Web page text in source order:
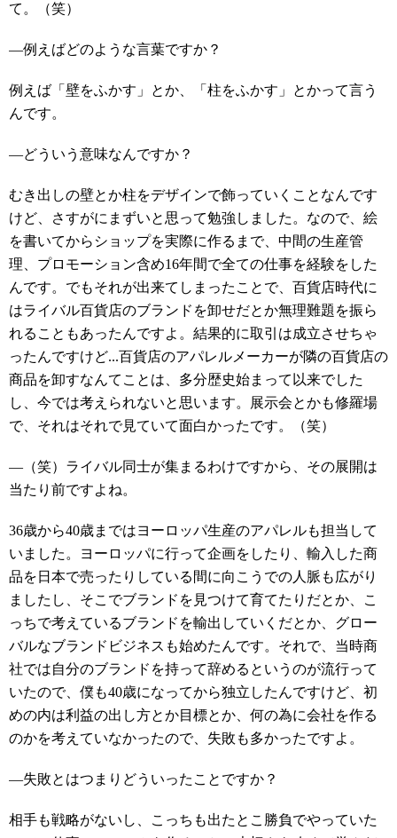
て。（笑）
―例えばどのような言葉ですか？
例えば「壁をふかす」とか、「柱をふかす」とかって言う
んです。
―どういう意味なんですか？
むき出しの壁とか柱をデザインで飾っていくことなんです
けど、さすがにまずいと思って勉強しました。なので、絵
を書いてからショップを実際に作るまで、中間の生産管
理、プロモーション含め16年間で全ての仕事を経験をした
んです。でもそれが出来てしまったことで、百貨店時代に
はライバル百貨店のブランドを卸せだとか無理難題を振ら
れることもあったんですよ。結果的に取引は成立させちゃ
ったんですけど...百貨店のアパレルメーカーが隣の百貨店の
商品を卸すなんてことは、多分歴史始まって以来でした
し、今では考えられないと思います。展示会とかも修羅場
で、それはそれで見ていて面白かったです。（笑）
―（笑）ライバル同士が集まるわけですから、その展開は
当たり前ですよね。
36歳から40歳まではヨーロッパ生産のアパレルも担当して
いました。ヨーロッパに行って企画をしたり、輸入した商
品を日本で売ったりしている間に向こうでの人脈も広がり
ましたし、そこでブランドを見つけて育てたりだとか、こ
っちで考えているブランドを輸出していくだとか、グロー
バルなブランドビジネスも始めたんです。それで、当時商
社では自分のブランドを持って辞めるというのが流行って
いたので、僕も40歳になってから独立したんですけど、初
めの内は利益の出し方とか目標とか、何の為に会社を作る
のかを考えていなかったので、失敗も多かったですよ。
―失敗とはつまりどういったことですか？
相手も戦略がないし、こっちも出たとこ勝負でやっていた